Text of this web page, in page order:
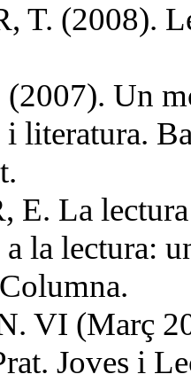
T. (2008).
Un
i literatura.
La
a la lectura:
VI (Març
Joves i